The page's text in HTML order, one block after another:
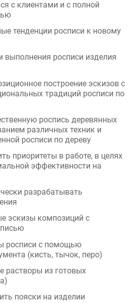
тенденции росписи к новому
росписи изделия
построение эскизов с
традиций росписи по
роспись деревянных
различных техник и
приоритеты в работе, в целях
эффективности на
разрабатывать
эскизы композиций с
росписи с помощью
(кисть, тычок, перо)
растворы из готовых
пояски на изделии
росписи плавность
элементов